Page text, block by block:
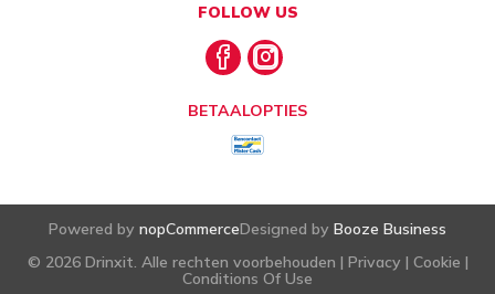
FOLLOW US
BETAALOPTIES
Powered by nopCommerceDesigned by Booze Business
© 2026 Drinxit. Alle rechten voorbehouden | Privacy | Cookie |
Conditions Of Use